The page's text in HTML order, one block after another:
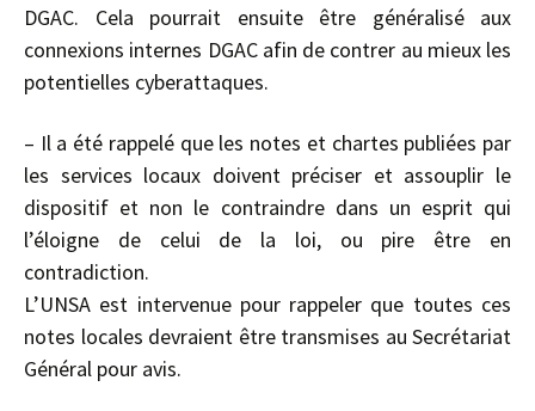
DGAC. Cela pourrait ensuite être généralisé aux
connexions internes DGAC afin de contrer au mieux les
potentielles cyberattaques.
– Il a été rappelé que les notes et chartes publiées par
les services locaux doivent préciser et assouplir le
dispositif et non le contraindre dans un esprit qui
l’éloigne de celui de la loi, ou pire être en
contradiction.
L’UNSA est intervenue pour rappeler que toutes ces
notes locales devraient être transmises au Secrétariat
Général pour avis.